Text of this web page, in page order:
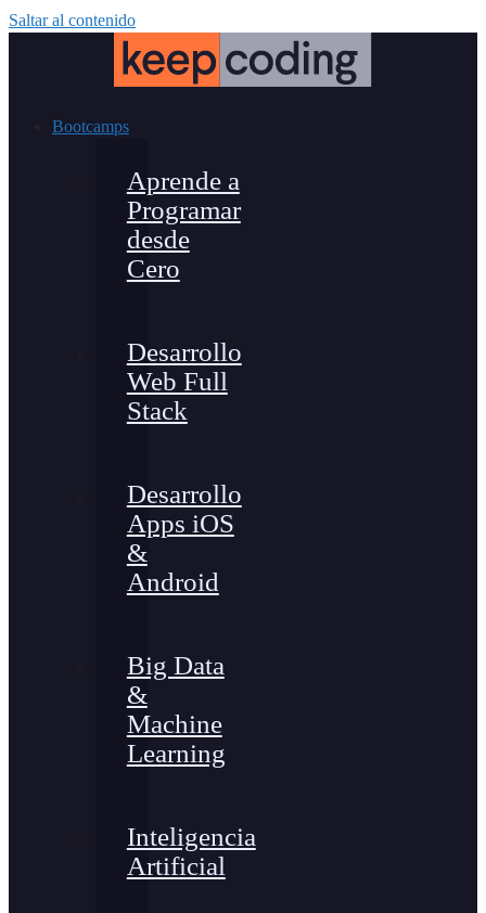
Saltar al contenido
Bootcamps
Aprende a
Programar
desde
Cero
Desarrollo
Web Full
Stack
Desarrollo
Apps iOS
&
Android
Big Data
&
Machine
Learning
Inteligencia
Artificial